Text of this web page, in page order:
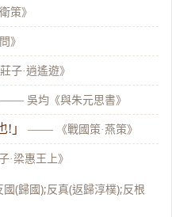
策》
》
莊子·逍遙遊》
吳均《與朱元思書》
」 —— 《戰國策·燕策》
·梁惠王上》
(歸國);反真(返歸淳樸);反根